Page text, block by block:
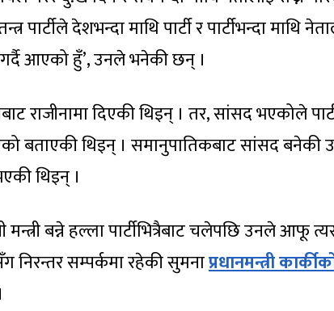
पार्टीले देशभन्दा माथि पार्टी र पार्टीभन्दा माथि
आएको हुँ’, उनले भनेकी छन् ।
राजीनामा दिएकी थिइन् । तर, सांसद भएकोले
बताएकी थिइन् । समानुपातिकबाट सांसद बनेकी
थिइन् ।
बन्ने हल्ला पार्टीभित्रैबाट चलेपछि उनले आफू
निरन्तर सम्पर्कमा रहेकी सुमनाप्रधानमन्त्री